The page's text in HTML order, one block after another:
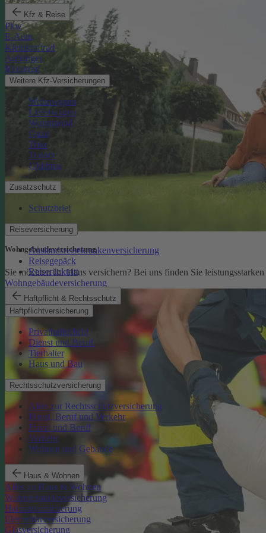
Kfz & Reise
Pkw
E-Auto
Kleinkraftrad
Anhänger
Motorrad
Weitere Kfz-Versicherungen
Wohnwagen
Lieferwagen
Wohnmobil
Quad
Trike
Traktor
Oldtimer
Zusatzschutz
Schutzbrief
Reiseversicherung
Auslandsreisekrankenversicherung
Reisegepäck
Reiserücktritt
Haftpflicht & Rechtsschutz
Haftpflichtversicherung
Privathaftpflicht
Dienst und Beruf
Tierhalter
Haus und Bau
Rechtsschutzversicherung
Alles zur Rechtsschutzversicherung
Privat, Beruf und Verkehr
Privat und Beruf
Verkehr
Wohnen und Gebäude
Haus & Wohnen
Alles zu Haus & Wohnen
Wohngebäudeversicherung
Hausratversicherung
Elementarversicherung
Glasversicherung
Wohngebäude­versicherung
Sie möchten Ihr Haus versichern? Bei uns finden Sie
Wohngebäudeversicherung